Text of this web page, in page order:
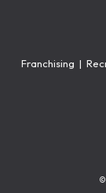
Franchising |
©